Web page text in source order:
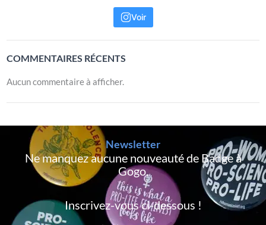
Voir
COMMENTAIRES RÉCENTS
Aucun commentaire à afficher.
Newsletter
Ne manquez aucune nouveauté de Badge à
Gogo,
Inscrivez-vous ci-dessous !